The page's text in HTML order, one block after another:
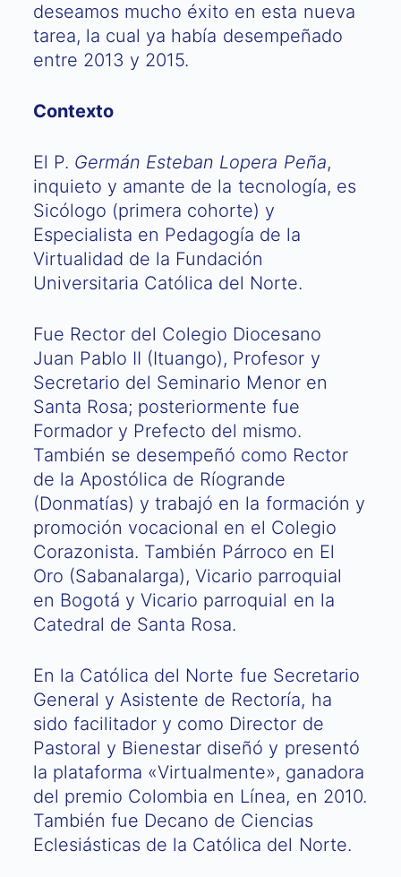
deseamos mucho éxito en esta nueva
tarea, la cual ya había desempeñado
entre 2013 y 2015.
Contexto
El P. Germán Esteban Lopera Peña,
inquieto y amante de la tecnología, es
Sicólogo (primera cohorte) y
Especialista en Pedagogía de la
Virtualidad de la Fundación
Universitaria Católica del Norte.
Fue Rector del Colegio Diocesano
Juan Pablo II (Ituango), Profesor y
Secretario del Seminario Menor en
Santa Rosa; posteriormente fue
Formador y Prefecto del mismo.
También se desempeñó como Rector
de la Apostólica de Ríogrande
(Donmatías) y trabajó en la formación y
promoción vocacional en el Colegio
Corazonista. También Párroco en El
Oro (Sabanalarga), Vicario parroquial
en Bogotá y Vicario parroquial en la
Catedral de Santa Rosa.
En la Católica del Norte fue Secretario
General y Asistente de Rectoría, ha
sido facilitador y como Director de
Pastoral y Bienestar diseñó y presentó
la plataforma «Virtualmente», ganadora
del premio Colombia en Línea, en 2010.
También fue Decano de Ciencias
Eclesiásticas de la Católica del Norte.